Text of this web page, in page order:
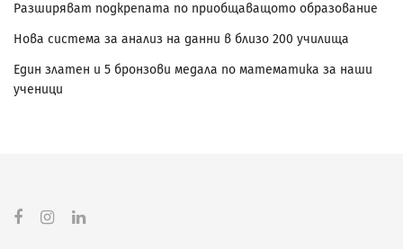
Разширяват подкрепата по приобщаващото образование
Нова система за анализ на данни в близо 200 училища
Един златен и 5 бронзови медала по математика за наши
ученици